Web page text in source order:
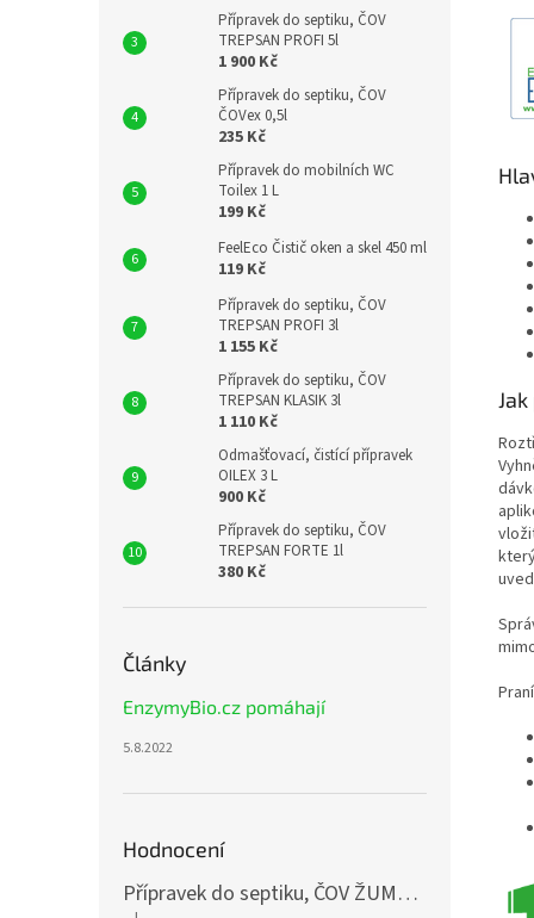
Přípravek do septiku, ČOV
TREPSAN PROFI 5l
1 900 Kč
Přípravek do septiku, ČOV
ČOVex 0,5l
235 Kč
Přípravek do mobilních WC
Toilex 1 L
199 Kč
FeelEco Čistič oken a skel 450 ml
119 Kč
Přípravek do septiku, ČOV
TREPSAN PROFI 3l
1 155 Kč
Přípravek do septiku, ČOV
TREPSAN KLASIK 3l
1 110 Kč
Odmašťovací, čistící přípravek
OILEX 3 L
900 Kč
Přípravek do septiku, ČOV
TREPSAN FORTE 1l
380 Kč
Články
EnzymyBio.cz pomáhají
5.8.2022
Hodnocení
Přípravek do septiku, ČOV ŽUMPEX START 3x250ml